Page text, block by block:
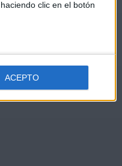
clic en el botón
ACEPTO